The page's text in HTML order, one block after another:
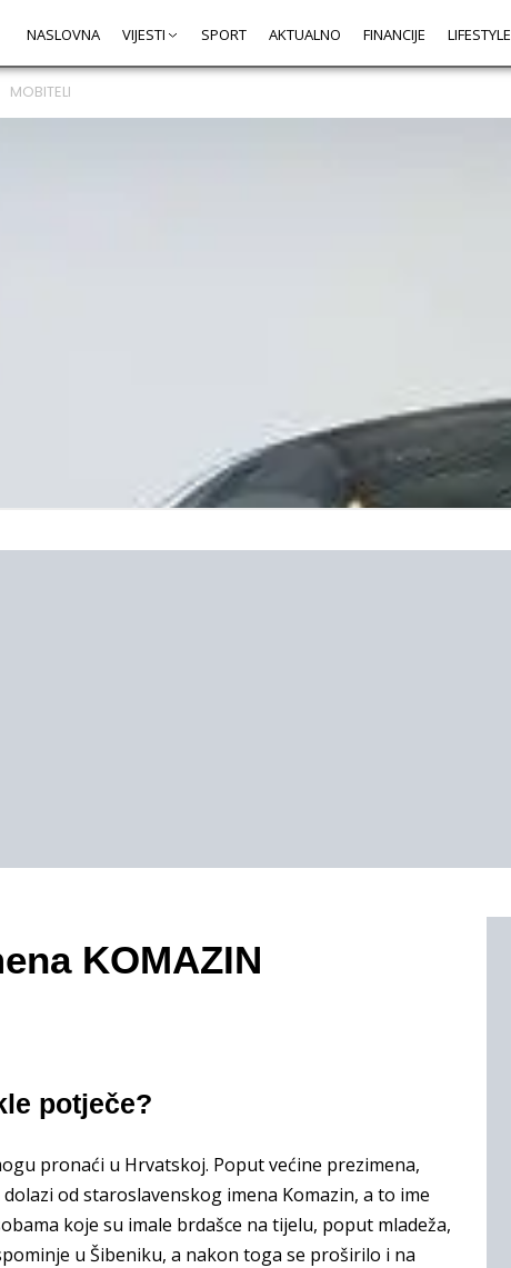
NASLOVNA VIJESTI SPORT AKTUALNO FINANCIJE LIFESTYLE
KOMAZIN
potječe?
pronaći u Hrvatskoj. Poput većine prezimena,
od staroslavenskog imena Komazin, a to ime
koje su imale brdašce na tijelu, poput mladeža,
u Šibeniku, a nakon toga se proširilo i na